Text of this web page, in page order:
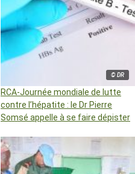
© DR
RCA-Journée mondiale de lutte
contre l’hépatite : le Dr Pierre
Somsé appelle à se faire dépister